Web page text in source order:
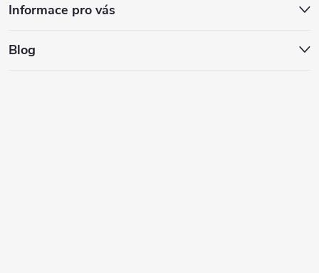
Informace pro vás
Blog